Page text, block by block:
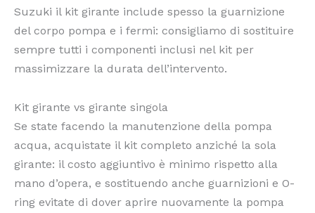
Suzuki il kit girante include spesso la guarnizione
del corpo pompa e i fermi: consigliamo di sostituire
sempre tutti i componenti inclusi nel kit per
massimizzare la durata dell’intervento.
Kit girante vs girante singola
Se state facendo la manutenzione della pompa
acqua, acquistate il kit completo anziché la sola
girante: il costo aggiuntivo è minimo rispetto alla
mano d’opera, e sostituendo anche guarnizioni e O-
ring evitate di dover aprire nuovamente la pompa